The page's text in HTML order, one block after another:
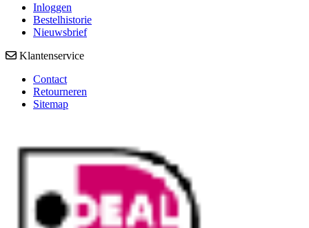
Inloggen
Bestelhistorie
Nieuwsbrief
Klantenservice
Contact
Retourneren
Sitemap